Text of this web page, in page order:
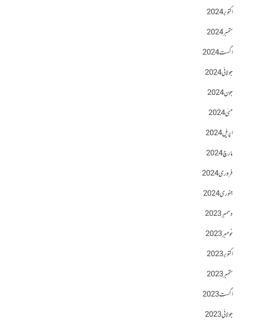
اکتوبر 2024
ستمبر 2024
اگست 2024
جولائی 2024
جون 2024
مئی 2024
اپریل 2024
مارچ 2024
فروری 2024
جنوری 2024
دسمبر 2023
نومبر 2023
اکتوبر 2023
ستمبر 2023
اگست 2023
جولائی 2023